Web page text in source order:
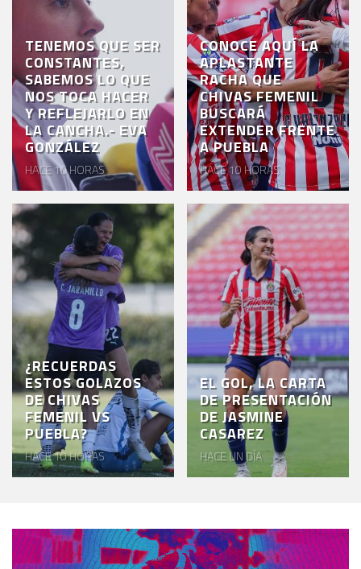
TENEMOS QUE SER
CONSTANTES,
SABEMOS LO QUE
NOS TOCA HACER
Y REFLEJARLO EN
LA CANCHA.- EVA
GONZÁLEZ
HACE 10 HORAS
CONOCE AQUÍ LA
APLASTANTE
RACHA QUE
CHIVAS FEMENIL
BUSCARÁ
EXTENDER FRENTE
A PUEBLA
HACE 10 HORAS
¿RECUERDAS
ESTOS GOLAZOS
DE CHIVAS
FEMENIL VS
PUEBLA?
HACE 10 HORAS
EL GOL, LA CARTA
DE PRESENTACIÓN
DE JASMINE
CASAREZ
HACE UN DÍA